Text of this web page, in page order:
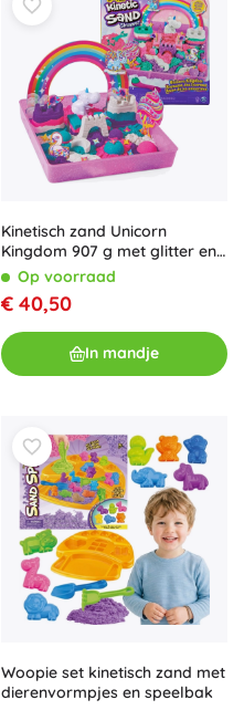
Kinetisch zand Unicorn
Kingdom 907 g met glitter en
accessoires
Op voorraad
€ 40,50
In mandje
Woopie set kinetisch zand met
dierenvormpjes en speelbak